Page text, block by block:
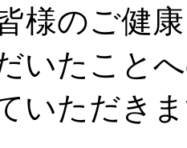
様のご健
いたこと
いただき